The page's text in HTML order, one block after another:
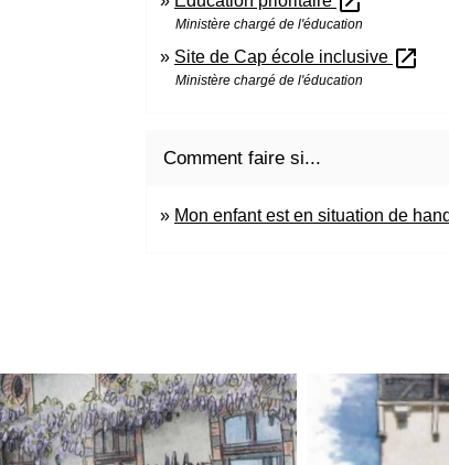
Ministère chargé de l'éducation
Site de Cap école inclusive open_in_new
Ministère chargé de l'éducation
Comment faire si...
Mon enfant est en situation de